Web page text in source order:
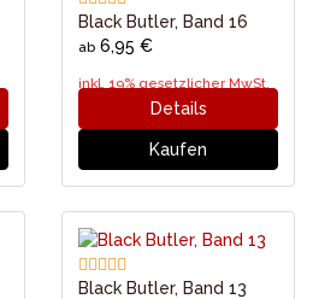
Black Butler, Band 16
ab 6,95 €
inkl. 19% gesetzlicher MwSt.
Details
Kaufen
Black Butler, Band 13